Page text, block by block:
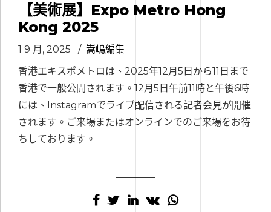
【美術展】Expo Metro Hong
Kong 2025
1 9 月, 2025
嵩嶋編集
香港エキスポメトロは、2025年12月5日から11日まで
香港で一般公開されます。12月5日午前11時と午後6時
には、Instagramでライブ配信される記者会見が開催
されます。ご来場またはオンラインでのご来場をお待
ちしております。